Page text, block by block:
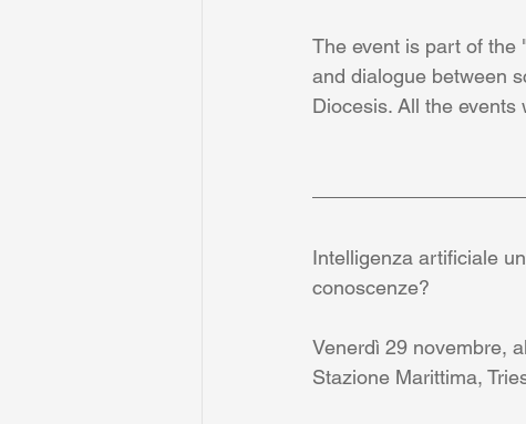
The event is part of the
and dialogue between
Diocesis. All the events
Intelligenza artificiale
conoscenze?
Venerdì 29 novembre,
Stazione Marittima,